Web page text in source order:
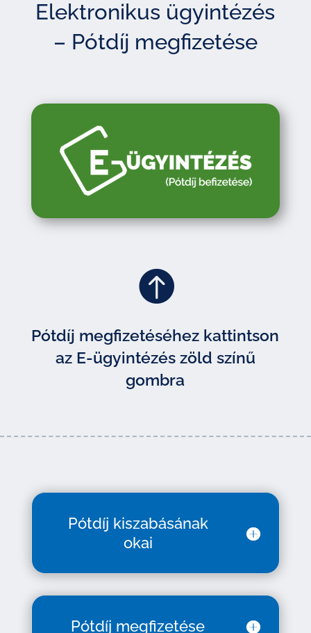
Elektronikus ügyintézés
– Pótdíj megfizetése

Pótdíj megfizetéséhez kattintson
az E-ügyintézés zöld színű
gombra
Pótdíj kiszabásának
okai
Pótdíj megfizetése